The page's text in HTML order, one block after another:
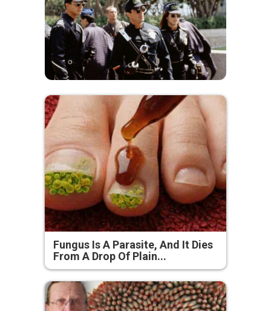
Fungus Is A Parasite, And It Dies
From A Drop Of Plain...